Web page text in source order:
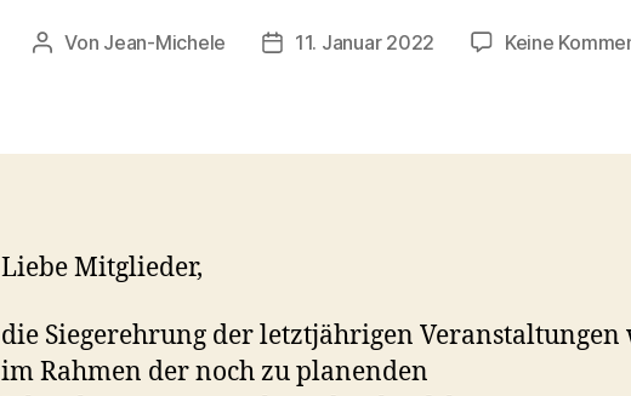
Beitragsautor
Von Jean-Michele Beitragsdatum
11. Januar 2022 Keine
Liebe Mitglieder,
die Siegerehrung der letztjährigen
im Rahmen der noch zu planenden